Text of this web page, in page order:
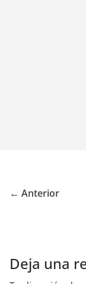
← Anterior
Deja una